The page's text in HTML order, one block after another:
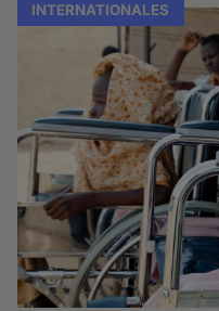
INTERNATIONALES